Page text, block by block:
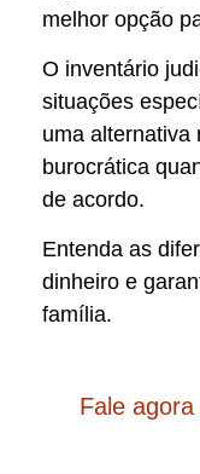
melhor opção
O inventário
situações
uma alternativa
burocrática
de acordo.
Entenda as
dinheiro e
família.
Fale